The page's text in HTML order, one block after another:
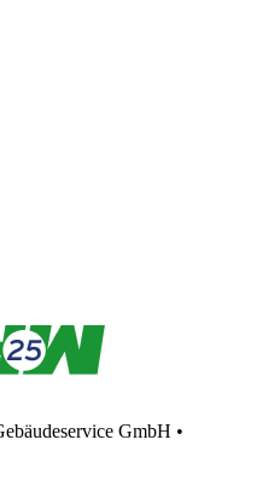
GmbH •